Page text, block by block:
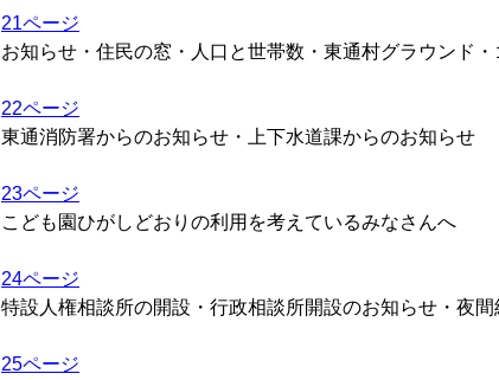
21ページ
お知らせ・住民の窓・人口と世帯数・東通村グラウンド
22ページ
東通消防署からのお知らせ・上下水道課からのお知らせ
23ページ
こども園ひがしどおりの利用を考えているみなさんへ
24ページ
特設人権相談所の開設・行政相談所開設のお知らせ・夜
25ページ